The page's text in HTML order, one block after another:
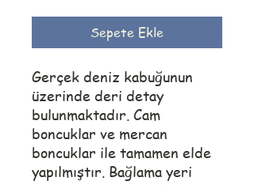
Sepete Ekle
Gerçek deniz kabuğunun
üzerinde deri detay
bulunmaktadır. Cam
boncuklar ve mercan
boncuklar ile tamamen elde
yapılmıştır. Bağlama yeri